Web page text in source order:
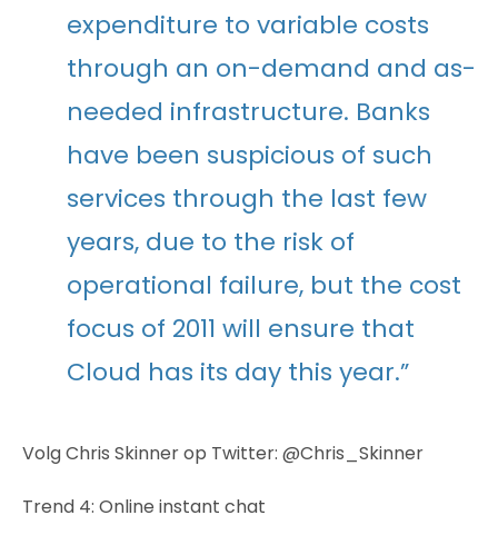
expenditure to variable costs
through an on-demand and as-
needed infrastructure. Banks
have been suspicious of such
services through the last few
years, due to the risk of
operational failure, but the cost
focus of 2011 will ensure that
Cloud has its day this year.”
Volg Chris Skinner op Twitter: @Chris_Skinner
Trend 4: Online instant chat